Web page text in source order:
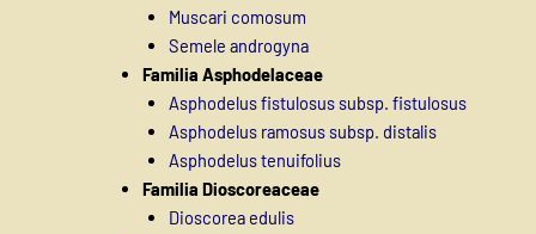
Muscari comosum
Semele androgyna
Familia Asphodelaceae
Asphodelus fistulosus subsp. fistulosus
Asphodelus ramosus subsp. distalis
Asphodelus tenuifolius
Familia Dioscoreaceae
Dioscorea edulis